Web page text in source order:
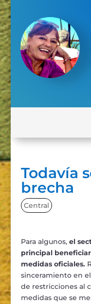
Todavía
brecha
Central
Para algunos, el
principal
medidas oficiales.
sinceramiento en
de restricciones al
medidas que se